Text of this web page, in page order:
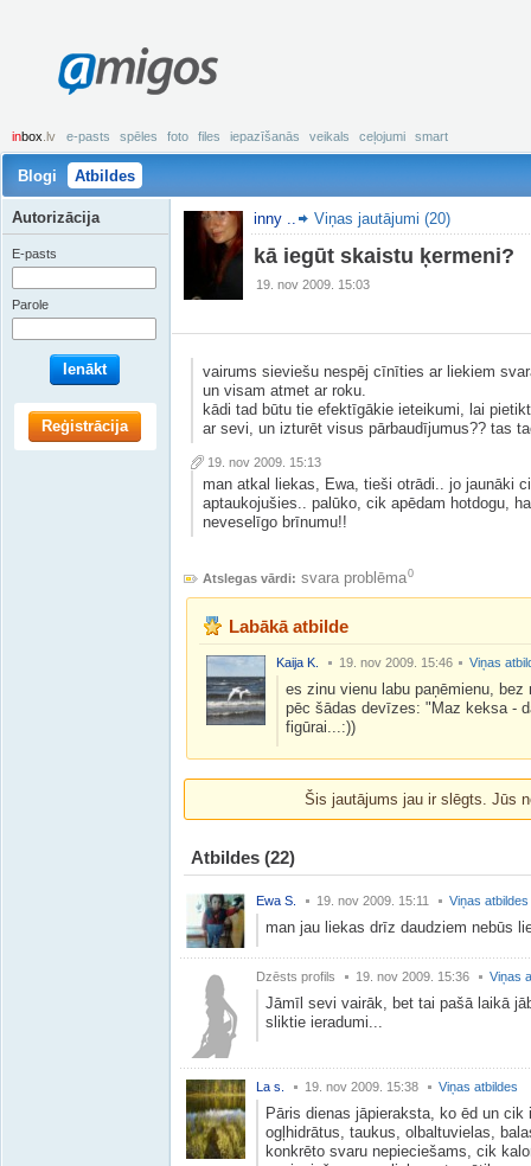
amigos
inbox .lv e-pasts spēles foto files iepazīšanās veikals ceļojumi smart
Blogi Atbildes
inny .. Viņas jautājumi (20)
kā iegūt skaistu ķermeni?
19. nov 2009. 15:03
vairums sieviešu nespēj cīnīties ar liekiem
un visam atmet ar roku.
kādi tad būtu tie efektīgākie ieteikumi, lai
ar sevi, un izturēt visus pārbaudījumus?? tas
19. nov 2009. 15:13
man atkal liekas, Ewa, tieši otrādi.. jo jaunāki
aptaukojušies.. palūko, cik apēdam hotdogu,
neveselīgo brīnumu!!
Atslegas vārdi: svara problēma0
Labākā atbilde
Kaija K. 19. nov 2009. 15:46 Viņas
es zinu vienu labu paņēmienu,
pēc šādas devīzes: "Maz keksa -
figūrai...:))
Šis jautājums jau ir slēgts. Jūs
Atbildes (22)
Ewa S. 19. nov 2009. 15:11 Viņas atbildes
man jau liekas drīz daudziem nebūs
Dzēsts profils 19. nov 2009. 15:36 Viņas
Jāmīl sevi vairāk, bet tai pašā laikā
sliktie ieradumi...
La s. 19. nov 2009. 15:38 Viņas atbildes
Pāris dienas jāpieraksta, ko ēd un
ogļhidrātus, taukus, olbaltuvielas,
konkrēto svaru nepieciešams, cik
Autorizācija
E-pasts
Parole
Ienākt
Reģistrācija